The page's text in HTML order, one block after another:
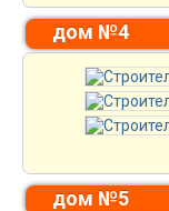
дом №4
дом №5